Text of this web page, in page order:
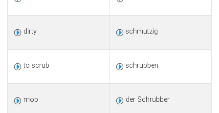
dirty schmutzig
to scrub schrubben
mop der Schrubber